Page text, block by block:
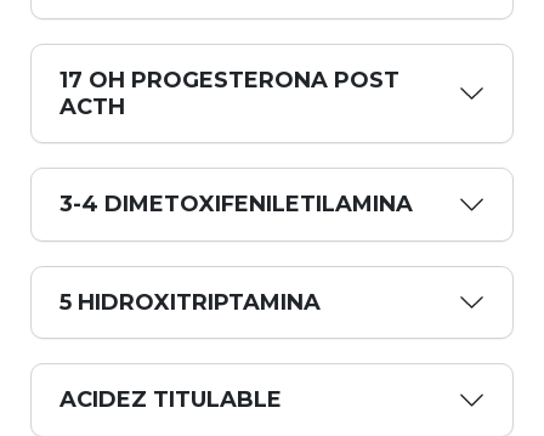
17 OH PROGESTERONA POST
ACTH
3-4 DIMETOXIFENILETILAMINA
5 HIDROXITRIPTAMINA
ACIDEZ TITULABLE